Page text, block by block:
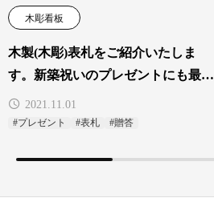
木彫看板
木製(木彫)表札をご紹介いたしま
す。新築祝いのプレゼントにも最適
です。
2021.11.01
#プレゼント #表札 #贈答